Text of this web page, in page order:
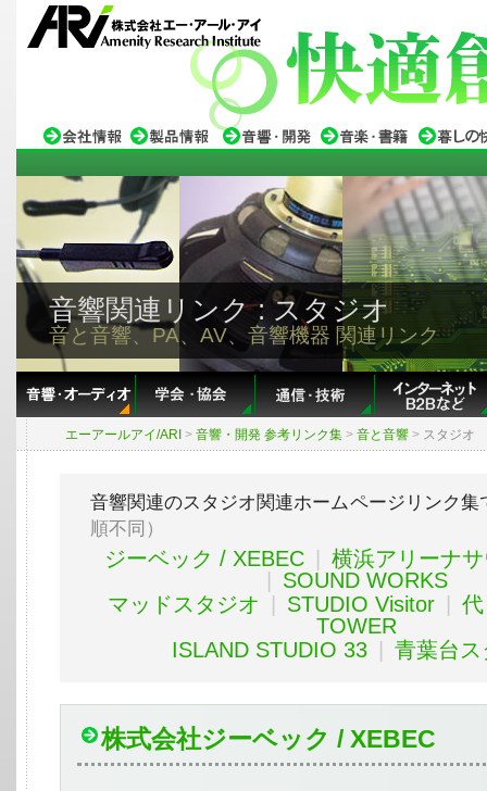
音響関連リンク : スタジオ
音と音響、PA、AV、音響機器 関連リンク
エーアールアイ/ARI > 音響・開発 参考リンク集 > 音と音響 > スタジオ
音響関連のスタジオ関連ホームページリンク集
順不同）
ジーベック / XEBEC
横浜アリーナ
SOUND WORKS
マッドスタジオ
STUDIO Visitor
TOWER
ISLAND STUDIO 33
青葉台ス
株式会社ジーベック / XEBEC